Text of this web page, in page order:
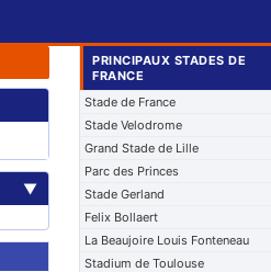
▼
PRINCIPAUX STADES DE
FRANCE
Stade de France
Stade Velodrome
Grand Stade de Lille
Parc des Princes
Stade Gerland
Felix Bollaert
La Beaujoire Louis Fonteneau
Stadium de Toulouse